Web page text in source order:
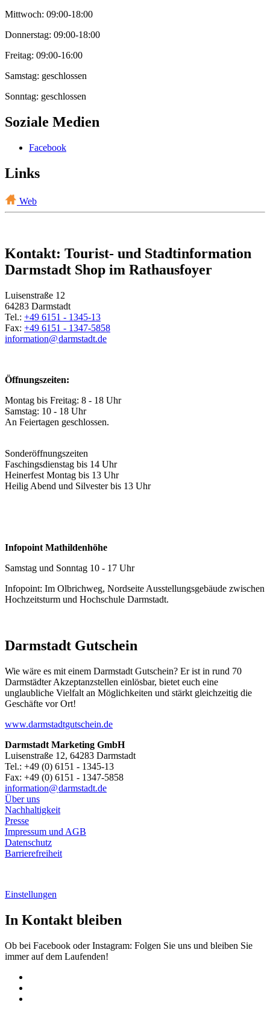
Mittwoch: 09:00-18:00
Donnerstag: 09:00-18:00
Freitag: 09:00-16:00
Samstag: geschlossen
Sonntag: geschlossen
Soziale Medien
Facebook
Links
Web
Kontakt: Tourist- und Stadtinformation
Darmstadt Shop im Rathausfoyer
Luisenstraße 12
64283 Darmstadt
Tel.: +49 6151 - 1345-13
Fax: +49 6151 - 1347-5858
information@darmstadt.de
Öffnungszeiten:
Montag bis Freitag: 8 - 18 Uhr
Samstag: 10 - 18 Uhr
An Feiertagen geschlossen.
Sonderöffnungszeiten
Faschingsdienstag bis 14 Uhr
Heinerfest Montag bis 13 Uhr
Heilig Abend und Silvester bis 13 Uhr
Infopoint Mathildenhöhe
Samstag und Sonntag 10 - 17 Uhr
Infopoint: Im Olbrichweg, Nordseite Ausstellungsgebäude zwischen
Hochzeitsturm und Hochschule Darmstadt.
Darmstadt Gutschein
Wie wäre es mit einem Darmstadt Gutschein? Er ist in rund 70
Darmstädter Akzeptanzstellen einlösbar, bietet euch eine
unglaubliche Vielfalt an Möglichkeiten und stärkt gleichzeitig die
Geschäfte vor Ort!
www.darmstadtgutschein.de
Darmstadt Marketing GmbH
Luisenstraße 12, 64283 Darmstadt
Tel.: +49 (0) 6151 - 1345-13
Fax: +49 (0) 6151 - 1347-5858
information@darmstadt.de
Über uns
Nachhaltigkeit
Presse
Impressum und AGB
Datenschutz
Barrierefreiheit
Einstellungen
In Kontakt bleiben
Ob bei Facebook oder Instagram: Folgen Sie uns und bleiben Sie
immer auf dem Laufenden!